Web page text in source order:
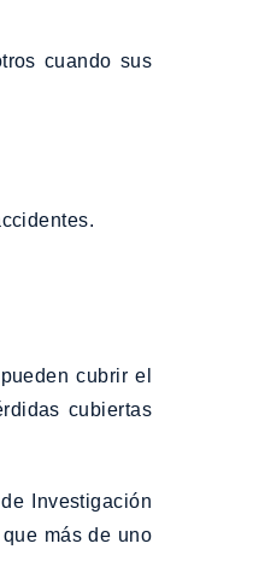
cuando sus
cubrir el
cubiertas
Investigación
más de uno